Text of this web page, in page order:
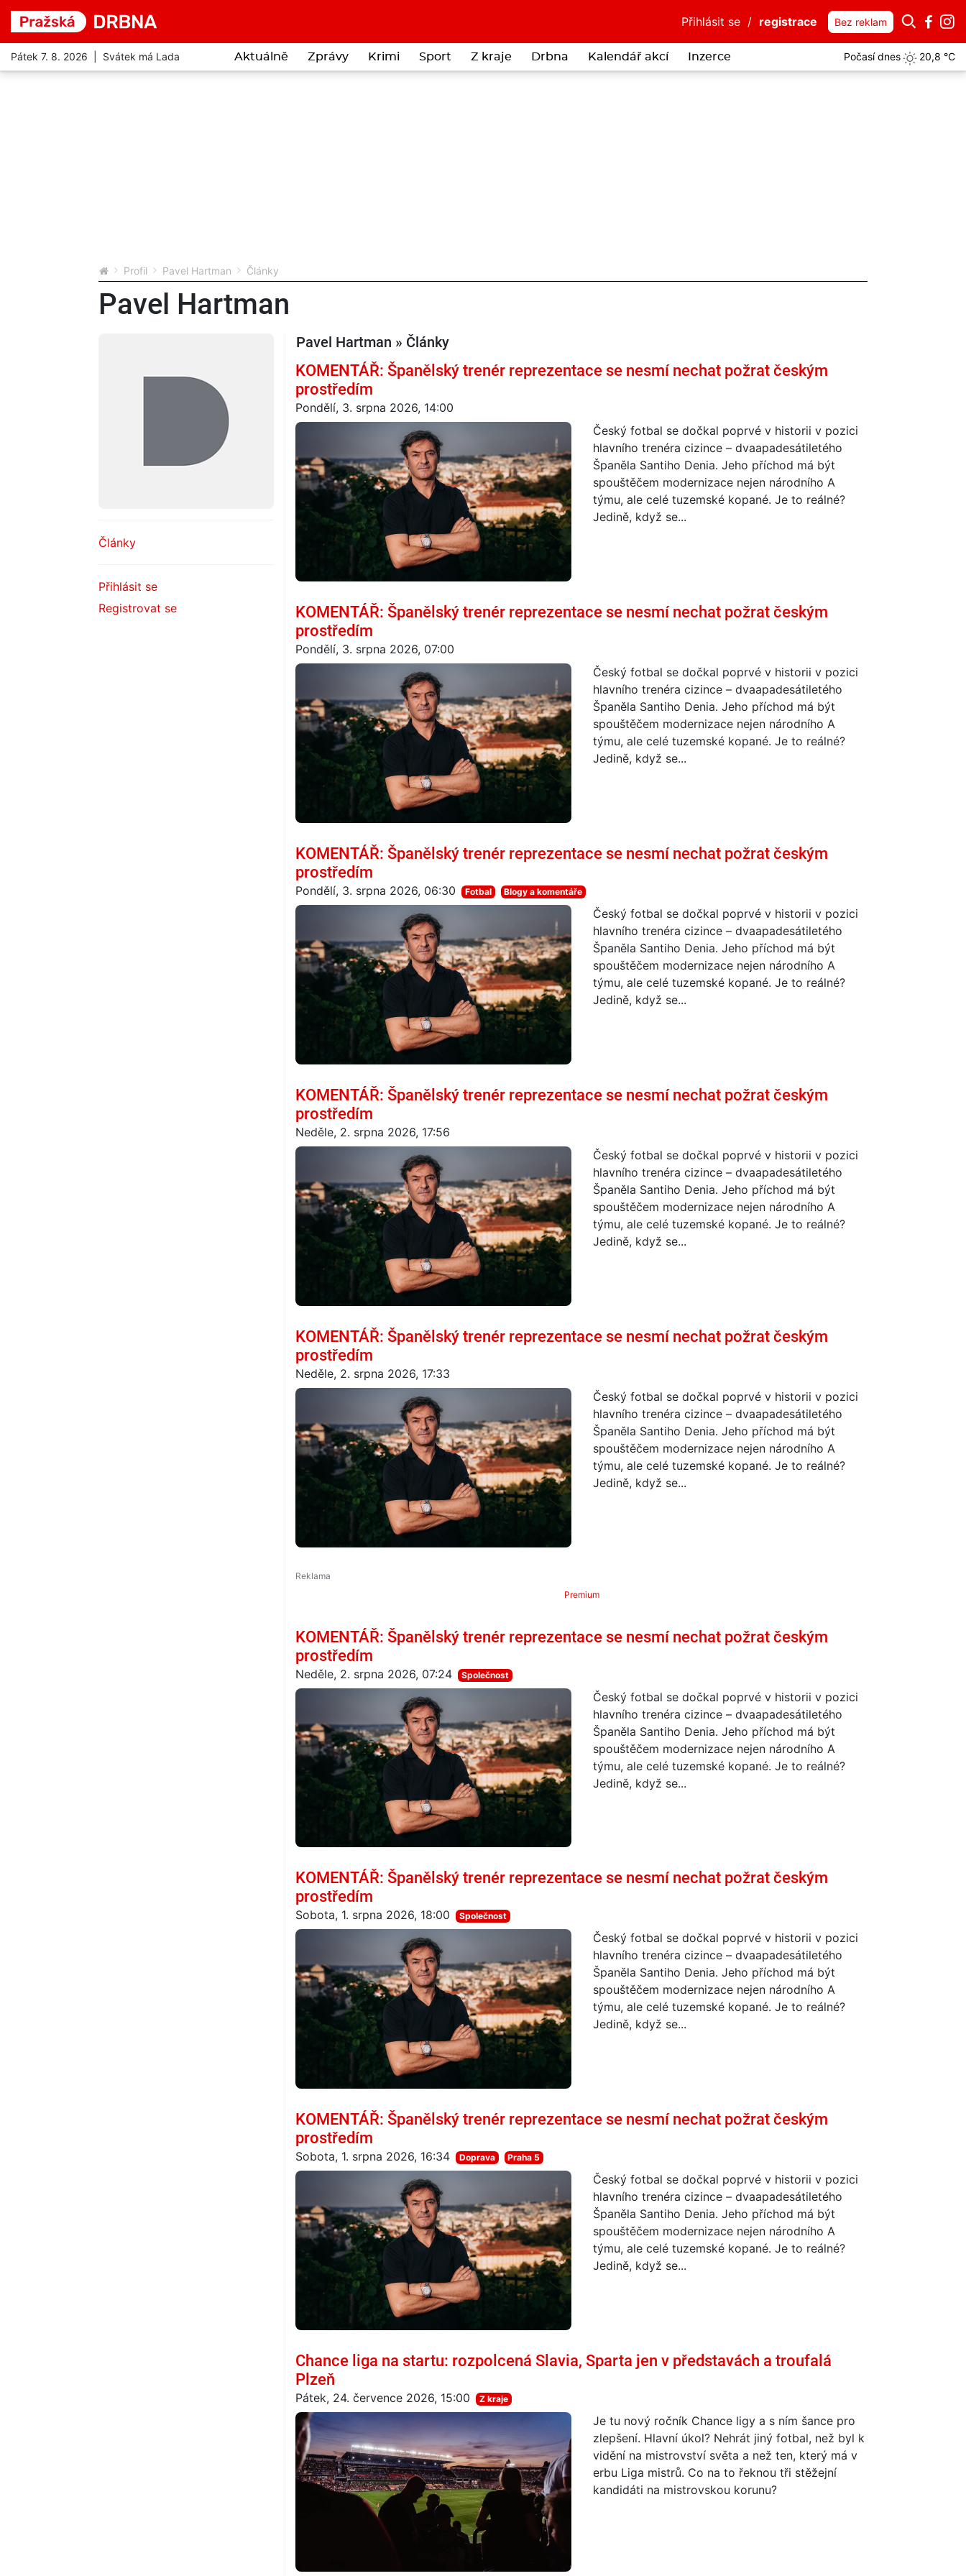
Přihlásit se / registrace Bez reklam
Pátek 7. 8. 2026 | Svátek má Lada Aktuálně Zprávy Krimi Sport Z kraje Drbna Kalendář akcí Inzerce Počasí dnes 20,8 °C
Profil Pavel Hartman Články
Pavel Hartman
Články
Přihlásit se
Registrovat se
Pavel Hartman » Články
KOMENTÁŘ: Španělský trenér reprezentace se nesmí nechat požrat českým
prostředím
Pondělí, 3. srpna 2026, 14:00
Český fotbal se dočkal poprvé v historii v pozici
hlavního trenéra cizince – dvaapadesátiletého
Španěla Santiho Denia. Jeho příchod má být
spouštěčem modernizace nejen národního A
týmu, ale celé tuzemské kopané. Je to reálné?
Jedině, když se...
KOMENTÁŘ: Španělský trenér reprezentace se nesmí nechat požrat českým
prostředím
Pondělí, 3. srpna 2026, 07:00
Český fotbal se dočkal poprvé v historii v pozici
hlavního trenéra cizince – dvaapadesátiletého
Španěla Santiho Denia. Jeho příchod má být
spouštěčem modernizace nejen národního A
týmu, ale celé tuzemské kopané. Je to reálné?
Jedině, když se...
KOMENTÁŘ: Španělský trenér reprezentace se nesmí nechat požrat českým
prostředím
Pondělí, 3. srpna 2026, 06:30 Fotbal Blogy a komentáře
Český fotbal se dočkal poprvé v historii v pozici
hlavního trenéra cizince – dvaapadesátiletého
Španěla Santiho Denia. Jeho příchod má být
spouštěčem modernizace nejen národního A
týmu, ale celé tuzemské kopané. Je to reálné?
Jedině, když se...
KOMENTÁŘ: Španělský trenér reprezentace se nesmí nechat požrat českým
prostředím
Neděle, 2. srpna 2026, 17:56
Český fotbal se dočkal poprvé v historii v pozici
hlavního trenéra cizince – dvaapadesátiletého
Španěla Santiho Denia. Jeho příchod má být
spouštěčem modernizace nejen národního A
týmu, ale celé tuzemské kopané. Je to reálné?
Jedině, když se...
KOMENTÁŘ: Španělský trenér reprezentace se nesmí nechat požrat českým
prostředím
Neděle, 2. srpna 2026, 17:33
Český fotbal se dočkal poprvé v historii v pozici
hlavního trenéra cizince – dvaapadesátiletého
Španěla Santiho Denia. Jeho příchod má být
spouštěčem modernizace nejen národního A
týmu, ale celé tuzemské kopané. Je to reálné?
Jedině, když se...
Premium
KOMENTÁŘ: Španělský trenér reprezentace se nesmí nechat požrat českým
prostředím
Neděle, 2. srpna 2026, 07:24 Společnost
Český fotbal se dočkal poprvé v historii v pozici
hlavního trenéra cizince – dvaapadesátiletého
Španěla Santiho Denia. Jeho příchod má být
spouštěčem modernizace nejen národního A
týmu, ale celé tuzemské kopané. Je to reálné?
Jedině, když se...
KOMENTÁŘ: Španělský trenér reprezentace se nesmí nechat požrat českým
prostředím
Sobota, 1. srpna 2026, 18:00 Společnost
Český fotbal se dočkal poprvé v historii v pozici
hlavního trenéra cizince – dvaapadesátiletého
Španěla Santiho Denia. Jeho příchod má být
spouštěčem modernizace nejen národního A
týmu, ale celé tuzemské kopané. Je to reálné?
Jedině, když se...
KOMENTÁŘ: Španělský trenér reprezentace se nesmí nechat požrat českým
prostředím
Sobota, 1. srpna 2026, 16:34 Doprava Praha 5
Český fotbal se dočkal poprvé v historii v pozici
hlavního trenéra cizince – dvaapadesátiletého
Španěla Santiho Denia. Jeho příchod má být
spouštěčem modernizace nejen národního A
týmu, ale celé tuzemské kopané. Je to reálné?
Jedině, když se...
Chance liga na startu: rozpolcená Slavia, Sparta jen v představách a troufalá
Plzeň
Pátek, 24. července 2026, 15:00 Z kraje
Je tu nový ročník Chance ligy a s ním šance pro
zlepšení. Hlavní úkol? Nehrát jiný fotbal, než byl k
vidění na mistrovství světa a než ten, který má v
erbu Liga mistrů. Co na to řeknou tři stěžejní
kandidáti na mistrovskou korunu?